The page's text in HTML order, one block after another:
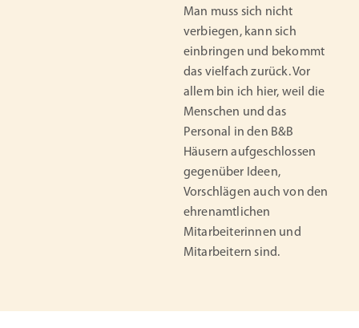
Man muss sich nicht
verbiegen, kann sich
einbringen und bekommt
das vielfach zurück. Vor
allem bin ich hier, weil die
Menschen und das
Personal in den B&B
Häusern aufgeschlossen
gegenüber Ideen,
Vorschlägen auch von den
ehrenamtlichen
Mitarbeiterinnen und
Mitarbeitern sind.